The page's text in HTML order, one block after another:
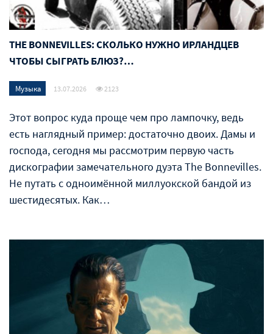
THE BONNEVILLES: СКОЛЬКО НУЖНО ИРЛАНДЦЕВ
ЧТОБЫ СЫГРАТЬ БЛЮЗ?…
Музыка 13.07.2026 2123
Этот вопрос куда проще чем про лампочку, ведь
есть наглядный пример: достаточно двоих. Дамы и
господа, сегодня мы рассмотрим первую часть
дискографии замечательного дуэта The Bonnevilles.
Не путать с одноимённой миллуокской бандой из
шестидесятых. Как…